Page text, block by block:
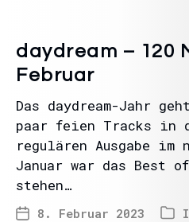
daydream – 120
Februar
Das daydream-Jahr
paar feien Tracks in
regulären Ausgabe im
Januar war das Best
stehen…
8. Februar 2023